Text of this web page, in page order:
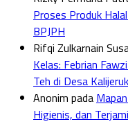
Proses Produk
BPJPH
Rifqi Zulkarnain
Kelas: Febrian
Teh di Desa Kalijeruk
Anonim pada
Higienis, dan